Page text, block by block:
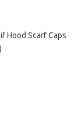
Hood Scarf Caps